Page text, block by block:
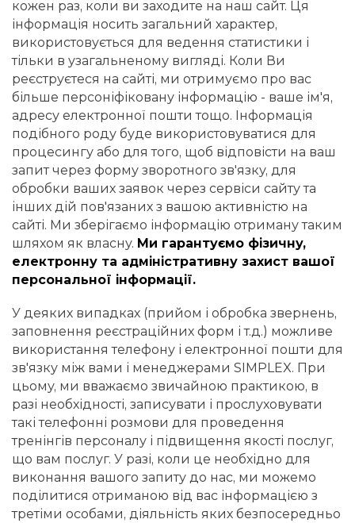
кожен раз, коли ви заходите на наш сайт. Ця
інформація носить загальний характер,
використовується для ведення статистики і
тільки в узагальненому вигляді. Коли Ви
реєструєтеся на сайті, ми отримуємо про вас
більше персоніфіковану інформацію - ваше ім'я,
адресу електронної пошти тощо. Інформація
подібного роду буде використовуватися для
процесингу або для того, щоб відповісти на ваш
запит через форму зворотного зв'язку, для
обробки ваших заявок через сервіси сайту та
інших дій пов'язаних з вашою активністю на
сайті. Ми зберігаємо інформацію отриману таким
шляхом як власну. Ми гарантуємо фізичну,
електронну та адміністративну захист вашої
персональної інформації.
У деяких випадках (прийом і обробка звернень,
заповнення реєстраційних форм і т.д.) можливе
використання телефону і електронної пошти для
зв'язку між вами і менеджерами SIMPLEX. При
цьому, ми вважаємо звичайною практикою, в
разі необхідності, записувати і прослуховувати
такі телефонні розмови для проведення
тренінгів персоналу і підвищення якості послуг,
що вам послуг. У разі, коли це необхідно для
виконання вашого запиту до нас, ми можемо
поділитися отриманою від вас інформацією з
третіми особами, діяльність яких безпосередньо